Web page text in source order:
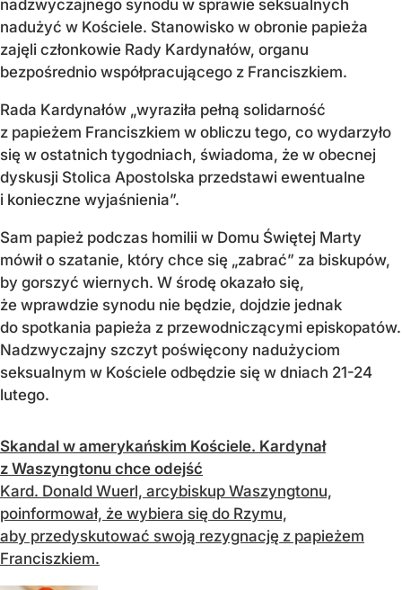
nadzwyczajnego synodu w sprawie seksualnych
nadużyć w Kościele. Stanowisko w obronie papieża
zajęli członkowie Rady Kardynałów, organu
bezpośrednio współpracującego z Franciszkiem.
Rada Kardynałów „wyraziła pełną solidarność
z papieżem Franciszkiem w obliczu tego, co wydarzyło
się w ostatnich tygodniach, świadoma, że w obecnej
dyskusji Stolica Apostolska przedstawi ewentualne
i konieczne wyjaśnienia”.
Sam papież podczas homilii w Domu Świętej Marty
mówił o szatanie, który chce się „zabrać” za biskupów,
by gorszyć wiernych. W środę okazało się,
że wprawdzie synodu nie będzie, dojdzie jednak
do spotkania papieża z przewodniczącymi episkopatów.
Nadzwyczajny szczyt poświęcony nadużyciom
seksualnym w Kościele odbędzie się w dniach 21-24
lutego.
Skandal w amerykańskim Kościele. Kardynał
z Waszyngtonu chce odejść
Kard. Donald Wuerl, arcybiskup Waszyngtonu,
poinformował, że wybiera się do Rzymu,
aby przedyskutować swoją rezygnację z papieżem
Franciszkiem.